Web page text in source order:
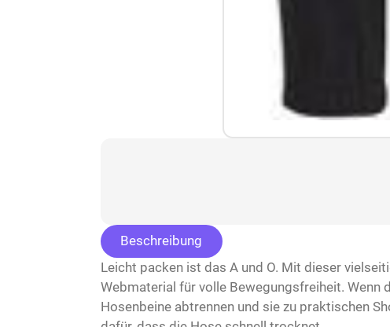
Beschreibung
Leicht packen ist das A und O. Mit dieser
Webmaterial für volle Bewegungsfreiheit. Wenn
Hosenbeine abtrennen und sie zu praktischen